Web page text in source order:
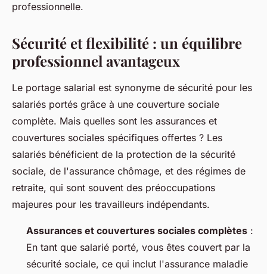
professionnelle.
Sécurité et flexibilité : un équilibre
professionnel avantageux
Le portage salarial est synonyme de sécurité pour les
salariés portés grâce à une couverture sociale
complète. Mais quelles sont les assurances et
couvertures sociales spécifiques offertes ? Les
salariés bénéficient de la protection de la sécurité
sociale, de l'assurance chômage, et des régimes de
retraite, qui sont souvent des préoccupations
majeures pour les travailleurs indépendants.
Assurances et couvertures sociales complètes :
En tant que salarié porté, vous êtes couvert par la
sécurité sociale, ce qui inclut l'assurance maladie